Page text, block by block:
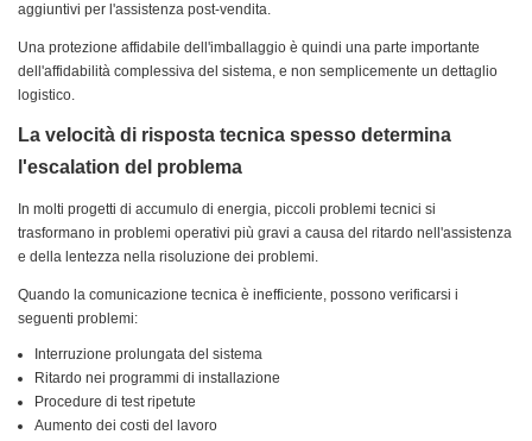
aggiuntivi per l'assistenza post-vendita.
Una protezione affidabile dell'imballaggio è quindi una parte importante
dell'affidabilità complessiva del sistema, e non semplicemente un dettaglio
logistico.
La velocità di risposta tecnica spesso determina
l'escalation del problema
In molti progetti di accumulo di energia, piccoli problemi tecnici si
trasformano in problemi operativi più gravi a causa del ritardo nell'assistenza
e della lentezza nella risoluzione dei problemi.
Quando la comunicazione tecnica è inefficiente, possono verificarsi i
seguenti problemi:
Interruzione prolungata del sistema
Ritardo nei programmi di installazione
Procedure di test ripetute
Aumento dei costi del lavoro